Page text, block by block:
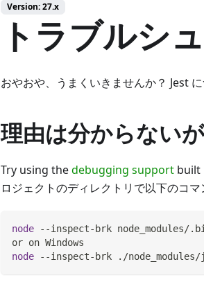
Version: 27.x
トラブルシ
おやおや、うまくいきませんか？ Jest
理由は分からない
Try using thedebugging support built
ロジェクトのディレクトリで以下のコマ
node --inspect-brk node_modules/
or on Windows
node --inspect-brk ./